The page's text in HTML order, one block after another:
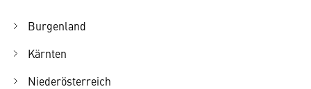
Burgenland
Kärnten
Niederösterreich